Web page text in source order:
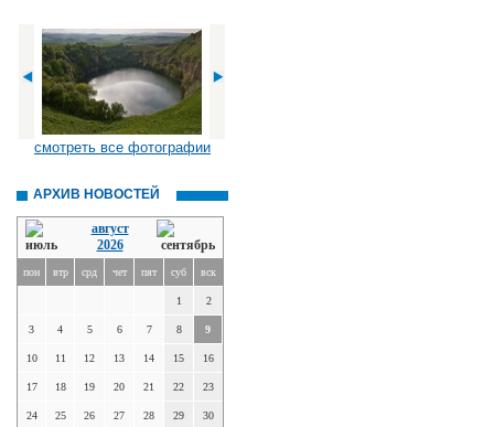
смотреть все фотографии
АРХИВ НОВОСТЕЙ
август
2026
пон втр срд чет пят суб вск
1 2
3 4 5 6 7 8 9
10 11 12 13 14 15 16
17 18 19 20 21 22 23
24 25 26 27 28 29 30